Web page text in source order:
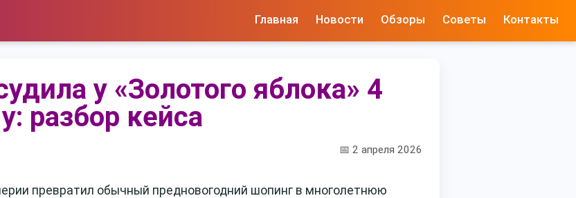
Главная Новости Обзоры Советы Контакты
у «Золотого яблока» 4
разбор кейса
📅 2 апреля 2026
превратил обычный предновогодний шопинг в многолетнюю